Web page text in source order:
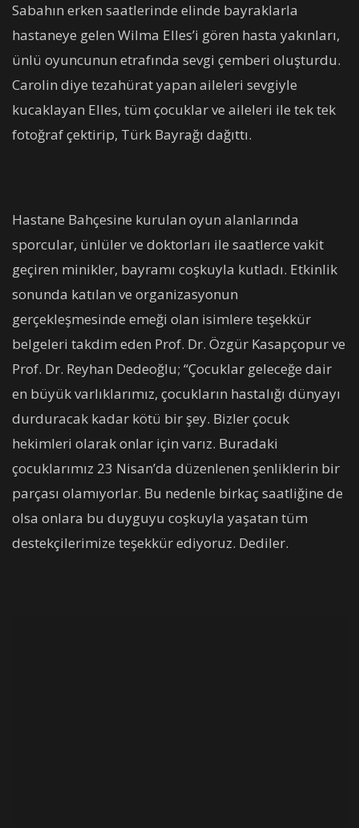
Sabahın erken saatlerinde elinde bayraklarla
hastaneye gelen Wilma Elles’i gören hasta yakınları,
ünlü oyuncunun etrafında sevgi çemberi oluşturdu.
Carolin diye tezahürat yapan aileleri sevgiyle
kucaklayan Elles, tüm çocuklar ve aileleri ile tek tek
fotoğraf çektirip, Türk Bayrağı dağıttı.
Hastane Bahçesine kurulan oyun alanlarında
sporcular, ünlüler ve doktorları ile saatlerce vakit
geçiren minikler, bayramı coşkuyla kutladı. Etkinlik
sonunda katılan ve organizasyonun
gerçekleşmesinde emeği olan isimlere teşekkür
belgeleri takdim eden Prof. Dr. Özgür Kasapçopur ve
Prof. Dr. Reyhan Dedeoğlu; “Çocuklar geleceğe dair
en büyük varlıklarımız, çocukların hastalığı dünyayı
durduracak kadar kötü bir şey. Bizler çocuk
hekimleri olarak onlar için varız. Buradaki
çocuklarımız 23 Nisan’da düzenlenen şenliklerin bir
parçası olamıyorlar. Bu nedenle birkaç saatliğine de
olsa onlara bu duyguyu coşkuyla yaşatan tüm
destekçilerimize teşekkür ediyoruz. Dediler.